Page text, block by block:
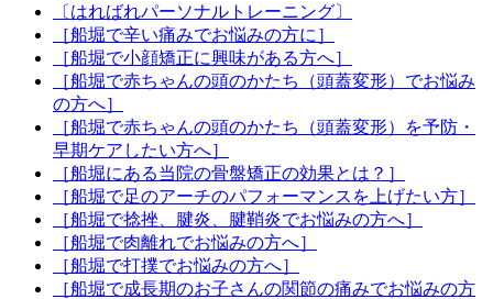
〔はればれパーソナルトレーニング〕
［船堀で辛い痛みでお悩みの方に］
［船堀で小顔矯正に興味がある方へ］
［船堀で赤ちゃんの頭のかたち（頭蓋変形）でお悩み
の方へ］
［船堀で赤ちゃんの頭のかたち（頭蓋変形）を予防・
早期ケアしたい方へ］
［船堀にある当院の骨盤矯正の効果とは？］
［船堀で足のアーチのパフォーマンスを上げたい方］
［船堀で捻挫、腱炎、腱鞘炎でお悩みの方へ］
［船堀で肉離れでお悩みの方へ］
［船堀で打撲でお悩みの方へ］
［船堀で成長期のお子さんの関節の痛みでお悩みの方